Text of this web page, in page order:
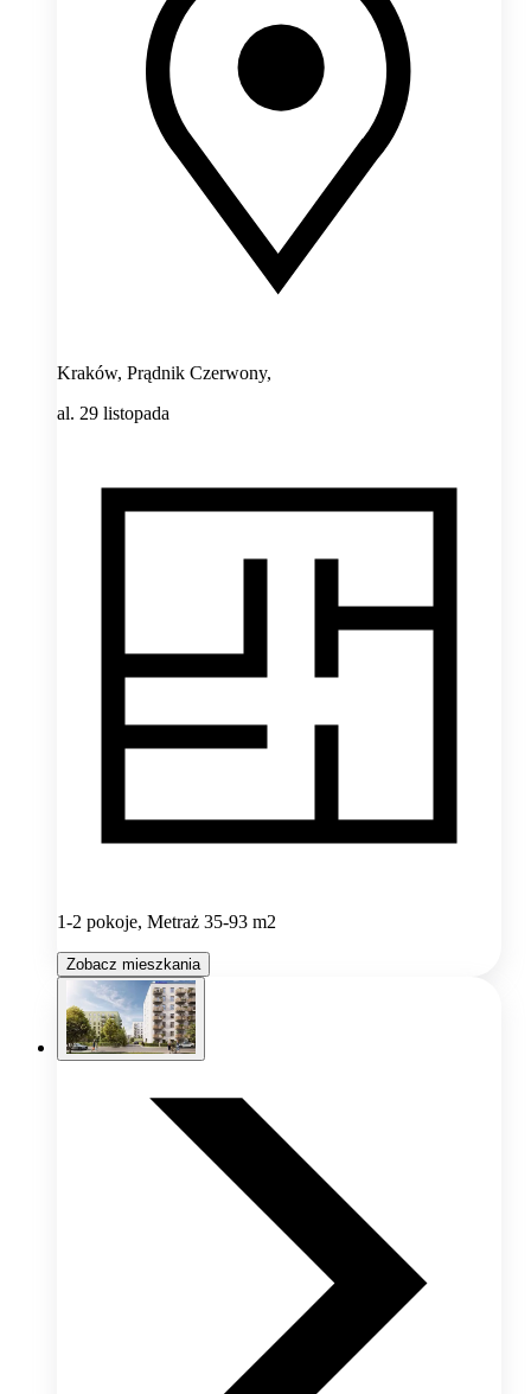
Kraków, Prądnik Czerwony,
al. 29 listopada
1-2 pokoje, Metraż 35-93 m2
Zobacz mieszkania